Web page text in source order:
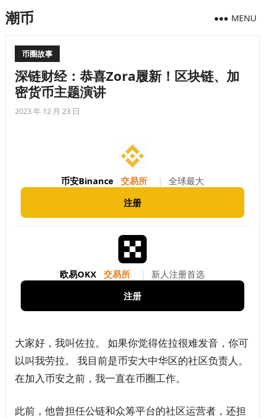
潮币 MENU
币圈故事
深链财经：恭喜Zora履新！区块链、加
密货币主题演讲
2023 年 12 月 23 日
币安Binance 交易所 |
全球最大
注册
欧易OKX 交易所 |
新人注册首选
注册
大家好，我叫佐拉。 如果你觉得佐拉很难发音，你可
以叫我劳拉。 我目前是币安大中华区的社区负责人。
在加入币安之前，我一直在币圈工作。
此前，他曾担任公链和众筹平台的社区运营者，还担